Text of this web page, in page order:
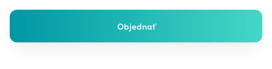
Objednať